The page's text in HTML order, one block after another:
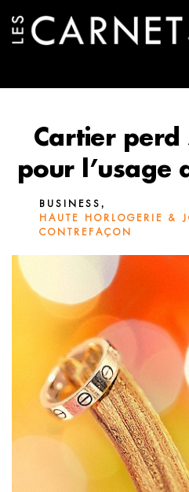
Cartier perd
pour l’usage
BUSINESS ,
HAUTE HORLOGERIE &
CONTREFAÇON